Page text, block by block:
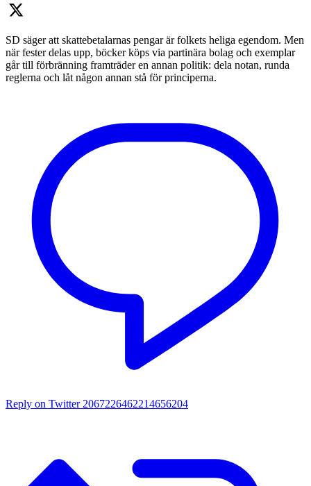
SD säger att skattebetalarnas pengar är folkets heliga egendom. Men
när fester delas upp, böcker köps via partinära bolag och exemplar
går till förbränning framträder en annan politik: dela notan, runda
reglerna och låt någon annan stå för principerna.
Reply on Twitter 2067226462214656204